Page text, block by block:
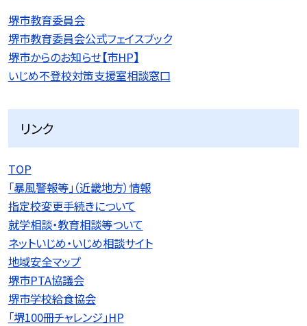
堺市教育委員会
堺市教育委員会公式フェイスブック
堺市からのお知らせ【市HP】
いじめ不登校対策支援室相談窓口
リンク
TOP
「暴風警報等」（近畿地方）情報
指定校変更手続きについて
就学相談・教育相談等ついて
ネットいじめ・いじめ相談サイト
地域安全マップ
堺市PTA協議会
堺市学校給食協会
「堺100冊チャレンジ」HP